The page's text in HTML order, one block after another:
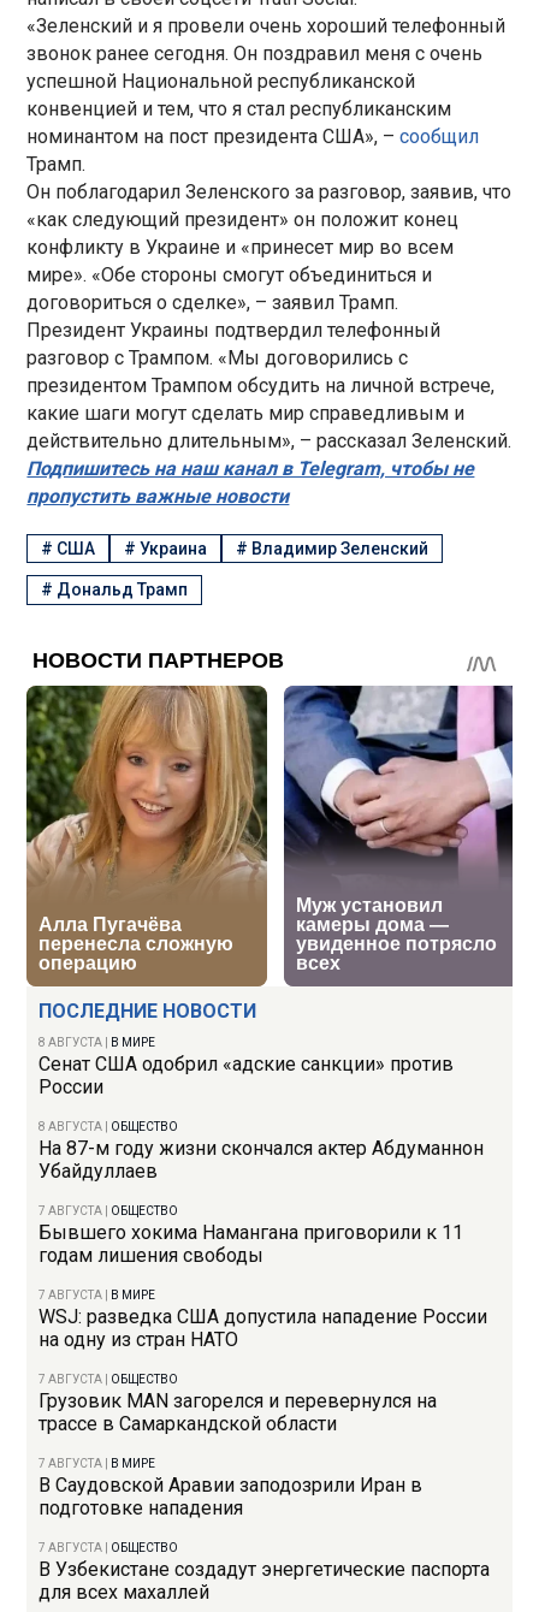
ПОСЛЕДНИЕ НОВОСТИ
8 АВГУСТА В МИРЕ
Сенат США одобрил «адские санкции» против
России
8 АВГУСТА ОБЩЕСТВО
На 87-м году жизни скончался актер Абдуманнон
Убайдуллаев
7 АВГУСТА ОБЩЕСТВО
Бывшего хокима Намангана приговорили к 11
годам лишения свободы
7 АВГУСТА В МИРЕ
WSJ: разведка США допустила нападение России
на одну из стран НАТО
7 АВГУСТА ОБЩЕСТВО
Грузовик MAN загорелся и перевернулся на
трассе в Самаркандской области
7 АВГУСТА В МИРЕ
В Саудовской Аравии заподозрили Иран в
подготовке нападения
7 АВГУСТА ОБЩЕСТВО
В Узбекистане создадут энергетические паспорта
для всех махаллей
«Зеленский и я провели очень хороший телефонный
звонок ранее сегодня. Он поздравил меня с очень
успешной Национальной республиканской
конвенцией и тем, что я стал республиканским
номинантом на пост президента США», –сообщил
Трамп.
Он поблагодарил Зеленского за разговор, заявив, что
«как следующий президент» он положит конец
конфликту в Украине и «принесет мир во всем
мире». «Обе стороны смогут объединиться и
договориться о сделке», – заявил Трамп.
Президент Украины подтвердил телефонный
разговор с Трампом. «Мы договорились с
президентом Трампом обсудить на личной встрече,
какие шаги могут сделать мир справедливым и
действительно длительным», – рассказал Зеленский.
Подпишитесь на наш канал в Telegram, чтобы не
пропустить важные новости
# США #Украина # Владимир Зеленский
# Дональд Трамп